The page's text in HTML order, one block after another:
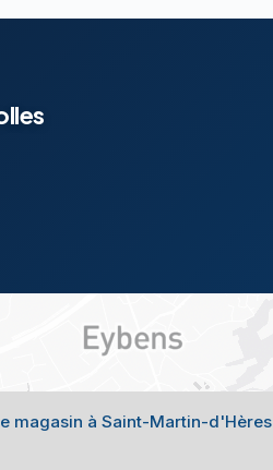
magasin à Saint-Martin-d'Hères